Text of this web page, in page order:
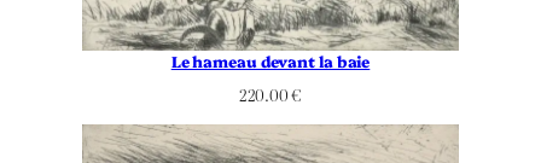
Le hameau devant la baie
220.00€